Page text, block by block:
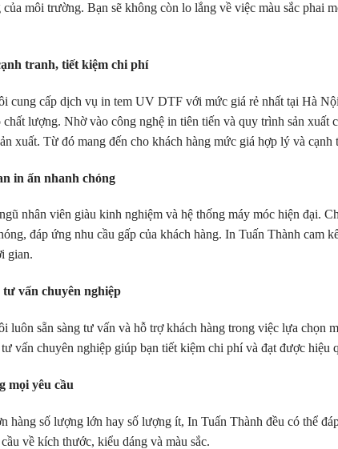
của môi trường. Bạn sẽ không còn lo lắng về việc màu sắc phai
tranh, tiết kiệm chi phí
cung cấp dịch vụ in tem UV DTF với mức giá rẻ nhất tại Hà
chất lượng. Nhờ vào công nghệ in tiên tiến và quy trình sản
xuất. Từ đó mang đến cho khách hàng mức giá hợp lý và cạnh
in ấn nhanh chóng
nhân viên giàu kinh nghiệm và hệ thống máy móc hiện đại.
đáp ứng nhu cầu gấp của khách hàng. In Tuấn Thành cam
gian.
vấn chuyên nghiệp
luôn sẵn sàng tư vấn và hỗ trợ khách hàng trong việc lựa chọn
vấn chuyên nghiệp giúp bạn tiết kiệm chi phí và đạt được hiệu
mọi yêu cầu
hàng số lượng lớn hay số lượng ít, In Tuấn Thành đều có thể
về kích thước, kiểu dáng và màu sắc.